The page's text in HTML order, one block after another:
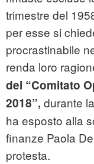
trimestre del
per esse si
procrastinabile
renda loro
del “Comitato
2018”, durante
ha esposto alla
finanze Paola
protesta.